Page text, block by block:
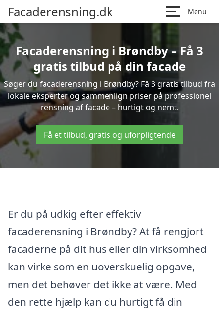
Facaderensning.dk Menu
Facaderensning i Brøndby – Få 3
gratis tilbud på din facade
Søger du facaderensning i Brøndby? Få 3 gratis tilbud fra
lokale eksperter og sammenlign priser på professionel
rensning af facade – hurtigt og nemt.
Få et tilbud, gratis og uforpligtende
Er du på udkig efter effektiv
facaderensning i Brøndby? At få rengjort
facaderne på dit hus eller din virksomhed
kan virke som en uoverskuelig opgave,
men det behøver det ikke at være. Med
den rette hjælp kan du hurtigt få din